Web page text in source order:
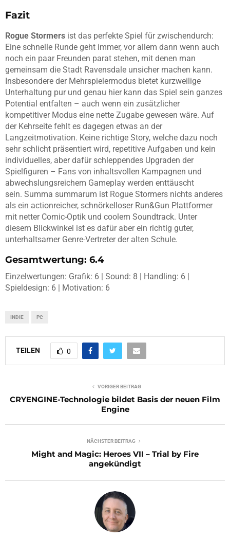
Fazit
Rogue Stormers ist das perfekte Spiel für zwischendurch:
Eine schnelle Runde geht immer, vor allem dann wenn auch
noch ein paar Freunden parat stehen, mit denen man
gemeinsam die Stadt Ravensdale unsicher machen kann.
Insbesondere der Mehrspielermodus bietet kurzweilige
Unterhaltung pur und genau hier kann das Spiel sein ganzes
Potential entfalten – auch wenn ein zusätzlicher
kompetitiver Modus eine nette Zugabe gewesen wäre. Auf
der Kehrseite fehlt es dagegen etwas an der
Langzeitmotivation. Keine richtige Story, welche dazu noch
sehr schlicht präsentiert wird, repetitive Aufgaben und kein
individuelles, aber dafür schleppendes Upgraden der
Spielfiguren – Fans von inhaltsvollen Kampagnen und
abwechslungsreichem Gameplay werden enttäuscht
sein. Summa summarum ist Rogue Stormers nichts anderes
als ein actionreicher, schnörkelloser Run&Gun Plattformer
mit netter Comic-Optik und coolem Soundtrack. Unter
diesem Blickwinkel ist es dafür aber ein richtig guter,
unterhaltsamer Genre-Vertreter der alten Schule.
Gesamtwertung: 6.4
Einzelwertungen: Grafik: 6 | Sound: 8 | Handling: 6 |
Spieldesign: 6 | Motivation: 6
INDIE PC
TEILEN 0
VORIGER BEITRAG
CRYENGINE-Technologie bildet Basis der neuen Film
Engine
NÄCHSTER BEITRAG
Might and Magic: Heroes VII – Trial by Fire
angekündigt